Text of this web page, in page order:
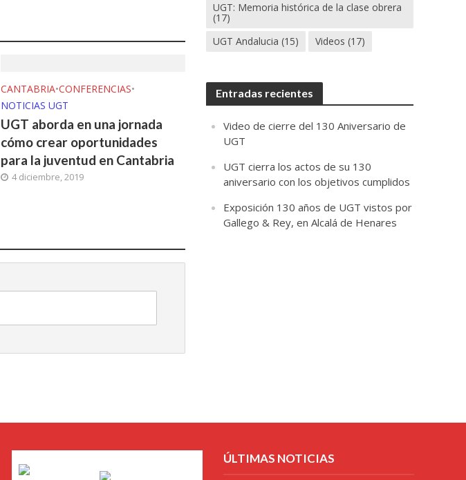
CANTABRIA•CONFERENCIAS•
NOTICIAS UGT
UGT aborda en una jornada
cómo crear oportunidades
para la juventud en Cantabria
4 diciembre, 2019
UGT: Memoria histórica de la clase obrera
(17)
UGT Andalucia (15) Videos (17)
Entradas recientes
Video de cierre del 130 Aniversario de
UGT
UGT cierra los actos de su 130
aniversario con los objetivos cumplidos
Exposición 130 años de UGT vistos por
Gallego & Rey, en Alcalá de Henares
ÚLTIMAS NOTICIAS